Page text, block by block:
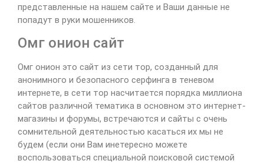
представленные на нашем сайте и Ваши данные не
попадут в руки мошенников.
Омг онион сайт
Омг онион это сайт из сети тор, созданный для
анонимного и безопасного серфинга в теневом
интернете, в сети тор насчитается порядка миллиона
сайтов различной тематика в основном это интернет-
магазины и форумы, встречаются и сайты с очень
сомнительной деятельностью касаться их мы не
будем (если они Вам инетересно можете
воспользоваться специальной поисковой системой